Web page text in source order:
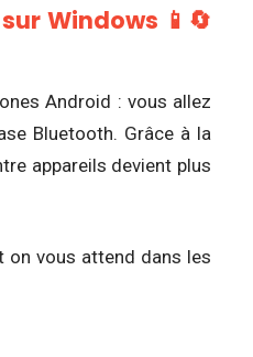
Windows 📱🔄️
Android : vous allez
Bluetooth. Grâce à la
appareils devient plus
on vous attend dans les